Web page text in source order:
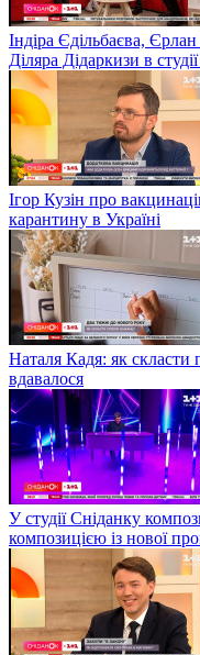
Індіра Єдільбаєва,
Діляра Дідаркизи в
Ігор Кузін про
карантину в Україні
Наталя Кадя: як
вдавалося
У студії Сніданку
композицією із нової